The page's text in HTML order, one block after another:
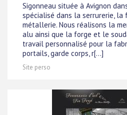
Sigonneau située à Avignon
spécialisé dans la serrurerie, la
métallerie. Nous réalisons la
alu ainsi que la forge et le
travail personnalisé pour la
portails, garde corps, r[...]
Site perso